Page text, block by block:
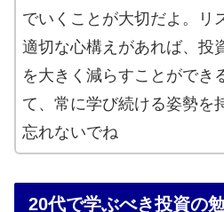
でいくことが大切だよ。リ
適切な心構えがあれば、投
を大きく減らすことができ
て、常に学び続ける姿勢を
忘れないでね
20代で学ぶべき投資の